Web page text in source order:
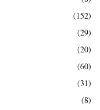
(152)
(29)
(20)
(60)
(31)
(8)